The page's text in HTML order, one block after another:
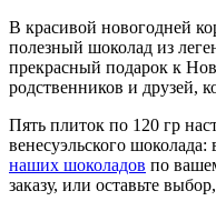
В красивой новогодней
полезный шоколад из
прекрасный подарок к
родственников и друзей,
Пять плиток по 120 гр
венесуэльского
наших шоколадов по
заказу, или оставьте